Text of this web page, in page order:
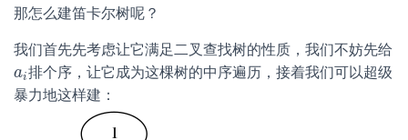
那怎么建笛卡尔树呢？
我们首先先考虑让它满足二叉查找树的性质，我们不妨先给
ai
ai 排个序，让它成为这棵树的中序遍历，接着我们可以超级
暴力地这样建：